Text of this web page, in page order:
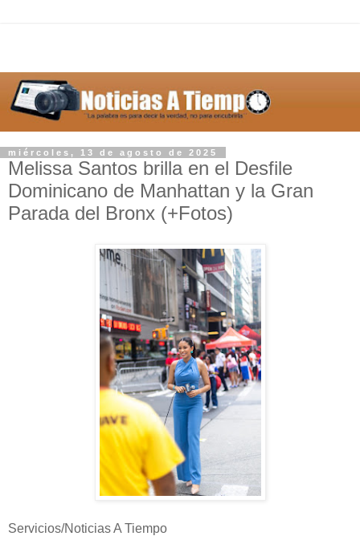
miércoles, 13 de agosto de 2025
Melissa Santos brilla en el Desfile
Dominicano de Manhattan y la Gran
Parada del Bronx (+Fotos)
Servicios/Noticias A Tiempo